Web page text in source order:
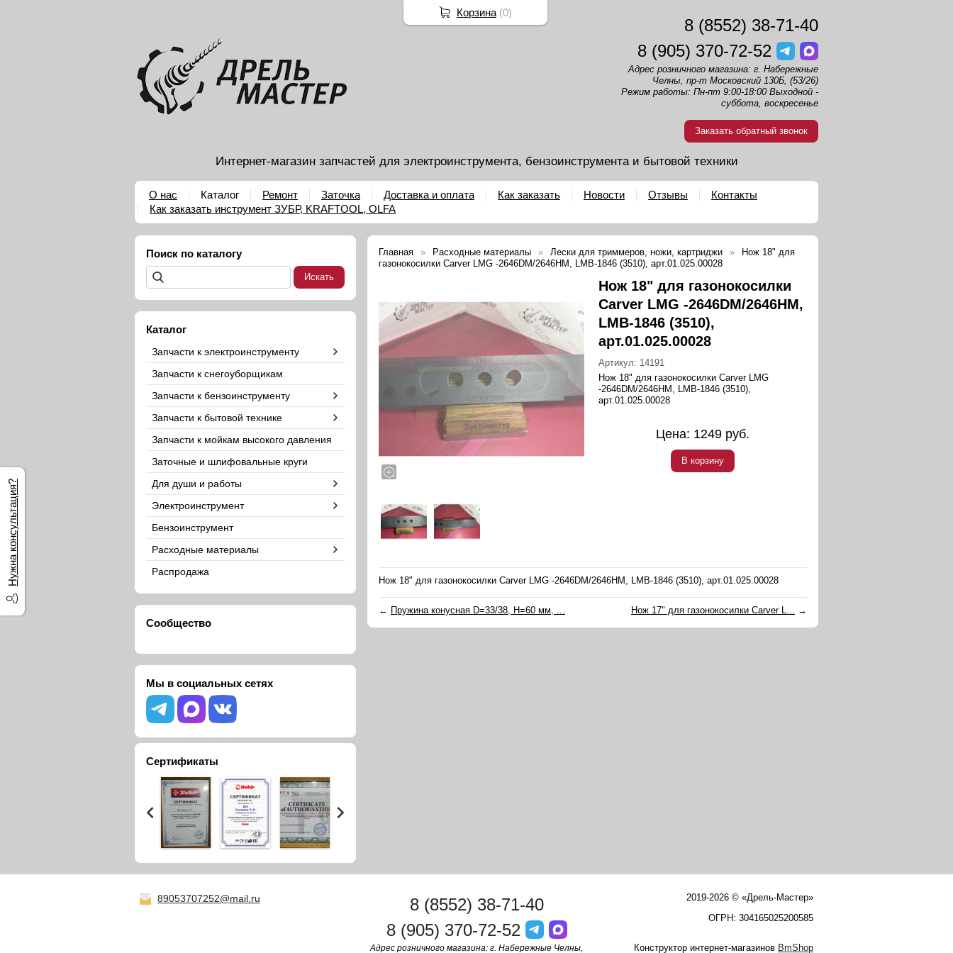
8 (8552) 38-71-40
8 (905) 370-72-52
Адрес розничного магазина: г. Набережные
Челны, пр-т Московский 130Б, (53/26)
Режим работы: Пн-пт 9:00-18:00 Выходной -
суббота, воскресенье
Заказать обратный звонок
Интернет-магазин запчастей для электроинструмента, бензоинструмента и бытовой техники
О нас Каталог Ремонт Заточка Доставка и оплата Как заказать Новости Отзывы
Контакты
Как заказать инструмент ЗУБР, KRAFTOOL, OLFA
Поиск по каталогу
Каталог
Запчасти к электроинструменту
Запчасти к снегоуборщикам
Запчасти к бензоинструменту
Запчасти к бытовой технике
Запчасти к мойкам высокого давления
Заточные и шлифовальные круги
Для души и работы
Электроинструмент
Бензоинструмент
Расходные материалы
Распродажа
Сообщество
Мы в социальных сетях
Сертификаты
Главная Расходные материалы Лески для триммеров, ножи, картриджи
Нож 18" для
газонокосилки Carver LMG -2646DM/2646HM, LMB-1846 (3510), арт.01.025.00028
Нож 18" для газонокосилки
Carver LMG -2646DM/2646HM,
LMB-1846 (3510),
арт.01.025.00028
Артикул: 14191
Нож 18" для газонокосилки Carver LMG
-2646DM/2646HM, LMB-1846 (3510),
арт.01.025.00028
Цена: 1249 руб.
В корзину
Нож 18" для газонокосилки Carver LMG -2646DM/2646HM, LMB-1846 (3510), арт.01.025.00028
← Пружина конусная D=33/38, H=60 мм, ... Нож 17" для газонокосилки Carver L... →
89053707252@mail.ru
2019-2026 © «Дрель-Мастер»
ОГРН: 304165025200585
Конструктор интернет-магазинов BmShop
8 (8552) 38-71-40
8 (905) 370-72-52
Адрес розничного магазина: г. Набережные Челны,
Нужна консультация?
Корзина (0)